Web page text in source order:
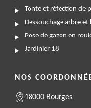
Tonte et réfection de
Dessouchage arbre et
Pose de gazon en
Jardinier 18
NOS
18000 Bourges